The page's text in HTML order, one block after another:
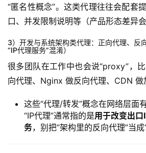
“匿名性概念”。这类代理往往会配套
口、并发限制说明等（产品形态差异会
3）开发与系统架构类代理：正向代理、反
“IP代理服务”混淆）
很多团队在工作中也会说“proxy”，
向代理、Nginx 做反向代理、CDN 做
这些“代理/转发”概念在网络层面
“IP代理”通常指的是用于改变出
务，别把“架构里的反向代理”当成